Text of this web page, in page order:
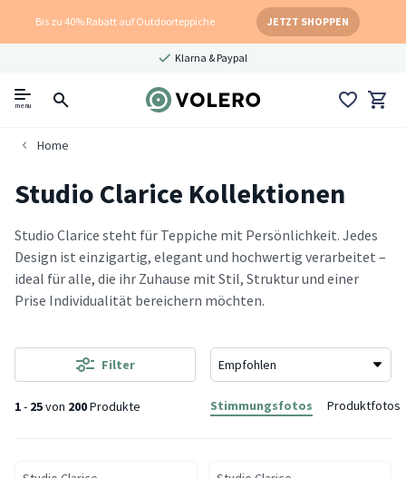
Bis zu 40% Rabatt auf Outdoorteppiche JETZT SHOPPEN
Klarna & Paypal
menu
Home
Studio Clarice Kollektionen
Studio Clarice steht für Teppiche mit Persönlichkeit. Jedes
Design ist einzigartig, elegant und hochwertig verarbeitet –
ideal für alle, die ihr Zuhause mit Stil, Struktur und einer
Prise Individualität bereichern möchten.
1- 25von 200Produkte
Filter
Stimmungsfotos Produktfotos